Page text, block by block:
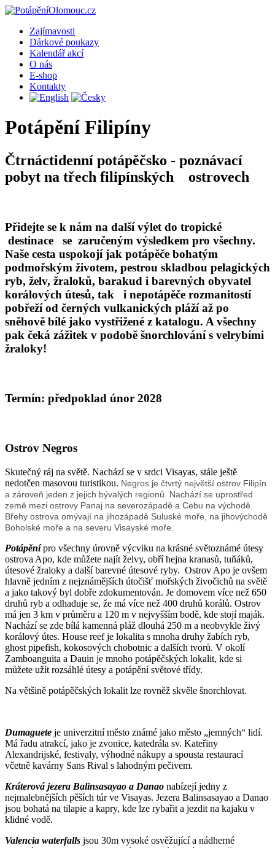
Zajímavosti
Dárkové poukazy
Kalendář akcí
O nás
E-shop
Kontakty
Potápění Filipíny
Čtrnáctidenní potápěčsko - poznávací
pobyt na třech filipínských ostrovech
Přidejte se k nám na další výlet do tropické
destinace se zaručeným výsledkem pro všechny.
Naše cesta uspokojí jak potápěče bohatým
podmořským životem, pestrou skladbou pelagických
ryb, želv, žraloků, barakud i barevných obyvatel
korálových útesů, tak i nepotápěče rozmanitostí
pobřeží od černých vulkanických pláží až po
sněhově bílé jako vystřižené z katalogu. A všechny
pak čeká zážitek v podobě šnorchlování s velrybími
žraloky!
Termín: předpoklad únor 2028
Ostrov Negros
Skutečný ráj na světě. Nachází se v srdci Visayas, stále ještě
nedotčen masovou turistikou. Negros je čtvrtý největší ostrov Filipín
a zároveň jeden z jejich bývalých regionů. Nachází se uprostřed
země mezi ostrovy Panaj na severozápadě a Cebu na východě.
Břehy ostrova omývají na jihozápadě Suluské moře, na jihovýchodě
Boholské moře a na severu Visayské moře.
Potápěnípro všechny úrovně výcviku na krásné světoznámé útesy
ostrova Apo, kde můžete najít želvy, obří hejna kranasů, tuňáků,
útesové žraloky a další barevné útesové ryby. Ostrov Apo je ovšem
hlavně jedním z nejznámějších útočišť mořských živočichů na světě
a jako takový byl dobře zdokumentován. Je domovem více než 650
druhů ryb a odhaduje se, že má více než 400 druhů korálů. Ostrov
má jen 3 km v průměru a 120 m v nejvyšším bodě, kde stojí maják.
Nachází se zde bílá kamenná pláž dlouhá 250 m a neobvykle živý
korálový útes. House reef je lokalita s mnoha druhy žabích ryb,
ghost pipefish, kokosových chobotnic a dalších tvorů. V okolí
Zamboanguita a Dauin je mnoho potápěčských lokalit, kde si
můžete užít rozsáhlé útesy a potápění světové třídy.
Na většině potápěčských lokalit lze rovněž skvěle šnorchlovat.
Dumaguete je univerzitní město známé jako město „jemných“ lidí.
Má řadu atrakcí, jako je zvonice, katedrála sv. Kateřiny
Alexandrijské, festivaly, výhodné nákupy a spousta restaurací
včetně kavárny Sans Rival s lahodným pečivem.
Kráterová jezera Balinsasayao a Danao nabízejí jedny z
nejmalebnějších pěších túr ve Visayas. Jezera Balinsasayao a Danao
jsou bohatá na tilapie a kapry, kde lze rybařit a jezdit na kajaku v
klidné vodě.
Valencia waterfalls jsou 30m vysoké osvěžující a nádherné